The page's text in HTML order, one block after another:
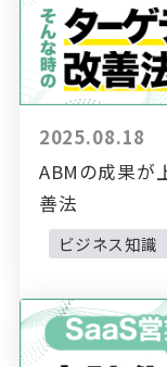
2025.08.18
ABMの成果が
善法
ビジネス知識